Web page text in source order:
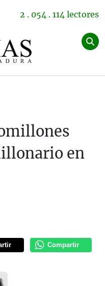
2 . 054 . 114 lectores
en
Compartir